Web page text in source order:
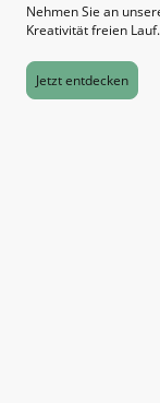
Nehmen Sie an
Kreativität freien Lauf.
Jetzt entdecken